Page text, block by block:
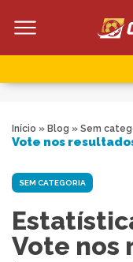
Início » Blog » Sem
Vote nos
SEM CATEGORIA
Vote nos